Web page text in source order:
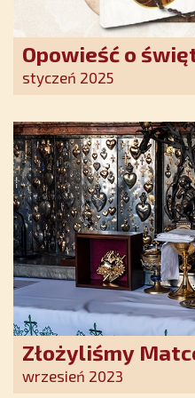
Opowieść o
szczerego
nadziei w XXI
styczeń 2025
Złożyliśmy
Ostrobramskiej
wrzesień 2023